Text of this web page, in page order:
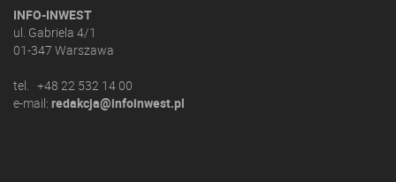
INFO-INWEST
ul. Gabriela 4/1
01-347 Warszawa
tel. +48 22 532 14 00
e-mail: redakcja@infoinwest.pl